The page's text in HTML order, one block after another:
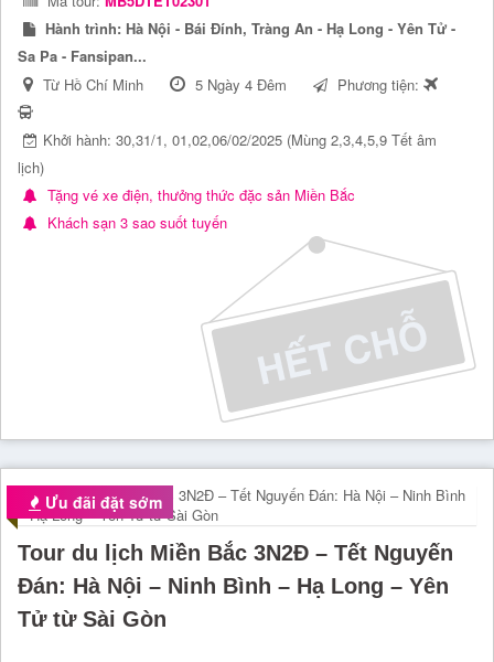
Hành trình: Hà Nội - Bái Đính, Tràng An - Hạ Long - Yên Tử -
Sa Pa - Fansipan...
Từ Hồ Chí Minh
5 Ngày 4 Đêm Phương tiện:
Khởi hành: 30,31/1, 01,02,06/02/2025 (Mùng 2,3,4,5,9 Tết âm
lịch)
Tặng vé xe điện, thưởng thức đặc sản Miền Bắc
Khách sạn 3 sao suốt tuyến
Ưu đãi đặt sớm
Tour du lịch Miền Bắc 3N2Đ – Tết Nguyến
Đán: Hà Nội – Ninh Bình – Hạ Long – Yên
Tử từ Sài Gòn